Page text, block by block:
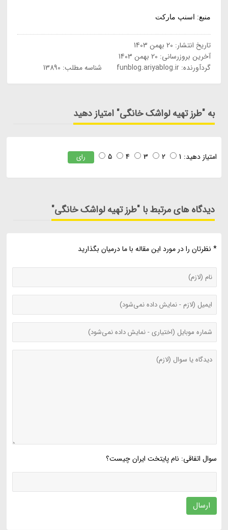
منبع: اسنپ مارکت
تاریخ انتشار: 20 بهمن 1403
آخرین بروزرسانی: 20 بهمن 1403
گردآورنده:funblog.ariyablog.ir شناسه مطلب: 13890
به "طرز تهیه لواشک خانگی" امتیاز دهید
امتیاز دهید: 1
2
3
4
5 رای
دیدگاه های مرتبط با "طرز تهیه لواشک خانگی"
* نظرتان را در مورد این مقاله با ما درمیان بگذارید
سوال اتفاقی: نام پایتخت ایران چیست؟
ارسال